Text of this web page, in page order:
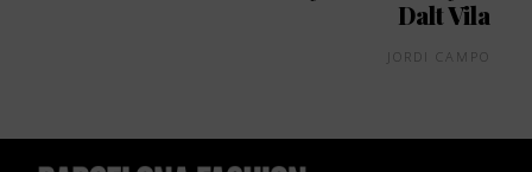
Dalt Vila
JORDI CAMPO